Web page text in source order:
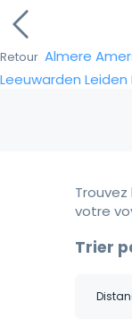
Retour Almere
Leeuwarden Leiden
votre
Trier